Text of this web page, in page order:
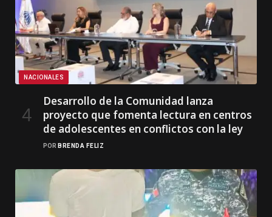
NACIONALES
Desarrollo de la Comunidad lanza
proyecto que fomenta lectura en centros
de adolescentes en conflictos con la ley
POR BRENDA FELIZ